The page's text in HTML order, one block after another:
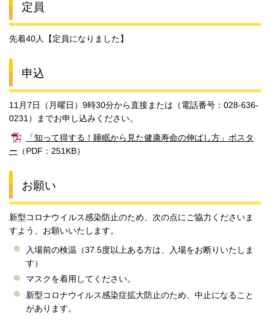
定員
先着40人【定員になりました】
申込
11月7日（月曜日）9時30分から直接または（電話番号：028-636-
0231）までお申し込みください。
「知って得する！睡眠から見た健康寿命の伸ばし方」ポスタ
ー （PDF：251KB）
お願い
新型コロナウイルス感染防止のため、次の点にご協力くださいま
すよう、お願いいたします。
入場前の検温（37.5度以上ある方は、入場をお断りいたしま
す）
マスクを着用してください。
新型コロナウイルス感染症拡大防止のため、中止になること
があります。